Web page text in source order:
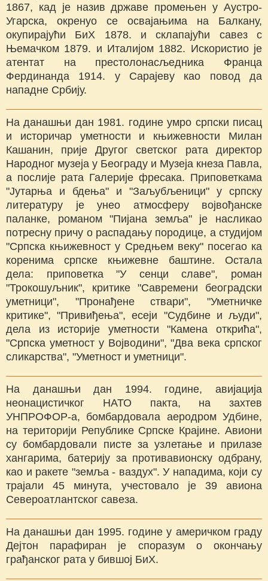
1867, кад је назив државе промењен у Аустро-
Угарска, окренуо се освајањима на Балкану,
окупирајући БиХ 1878. и склапајући савез с
Њемачком 1879. и Италијом 1882. Искористио је
атентат на престолонасљедника Франца
Фердинанда 1914. у Сарајеву као повод да
нападне Србију.
На данашњи дан 1981. године умро српски писац
и историчар уметности и књижевности Милан
Кашанин, прије Другог светског рата директор
Народног музеја у Београду и Музеја кнеза Павла,
а послије рата Галерије фресака. Приповеткама
"Јутарња и бдења" и "Заљубљеници" у српску
литературу је унео атмосферу војвођанске
паланке, романом "Пијана земља" је насликао
потресну причу о распадању породице, а студијом
"Српска књижевност у Средњем веку" посегао ка
коренима српске књижевне баштине. Остала
дела: приповетка "У сенци славе", роман
"Трокошуљник", критике "Савремени београдски
уметници", "Пронађене ствари", "Уметничке
критике", "Привиђења", есеји "Судбине и људи",
дела из историје уметности "Камена открића",
"Српска уметност у Војводини", "Два века српског
сликарства", "Уметност и уметници".
На данашњи дан 1994. године, авијација
неонацистичког НАТО пакта, на захтев
УНПРОФОР-а, бомбардовала аеродром Удбине,
на територији Републике Српске Крајине. Авиони
су бомбардовали писте за узлетање и прилазе
хангарима, батерију за противавионску одбрану,
као и ракете "земља - ваздух". У нападима, који су
трајали 45 минута, учестовало је 39 авиона
Североатлантског савеза.
На данашњи дан 1995. године у америчком граду
Дејтон парафиран је споразум о окончању
грађанског рата у бившој БиХ.